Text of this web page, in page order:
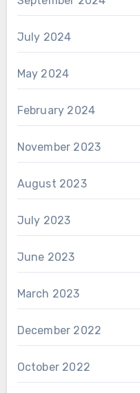
July 2024
May 2024
February 2024
November 2023
August 2023
July 2023
June 2023
March 2023
December 2022
October 2022